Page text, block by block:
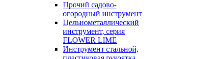
Прочий садово-
огородный инструмент
Цельнометаллический
инструмент, серия
FLOWER LIME
Инструмент стальной,